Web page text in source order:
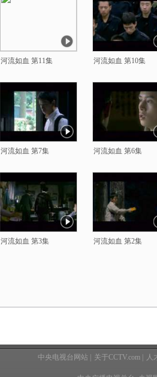
河流如血 第11集 河流如血 第10集
河流如血 第7集 河流如血 第6集
河流如血 第3集 河流如血 第2集
中央电视台网站 关于CCTV.com 人